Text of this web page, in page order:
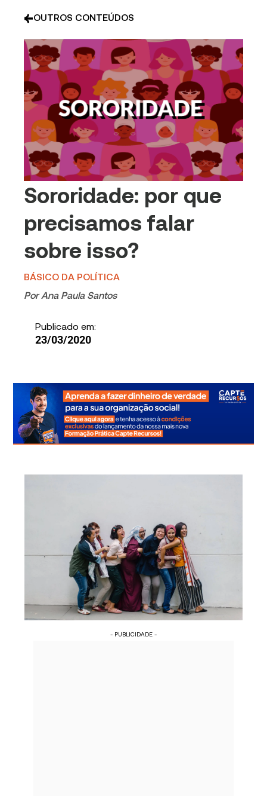
OUTROS CONTEÚDOS
Sororidade: por que
precisamos falar
sobre isso?
BÁSICO DA POLÍTICA
Por Ana Paula Santos
Publicado em:
23/03/2020
- PUBLICIDADE -